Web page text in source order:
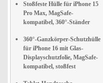
Stoßfeste Hülle für iPhone 15
Pro Max, MagSafe-
kompatibel, 360°-Ständer
360°-Ganzkörper-Schutzhülle
für iPhone 16 mit Glas-
Displayschutzfolie, MagSafe-
kompatibel, stoßfest